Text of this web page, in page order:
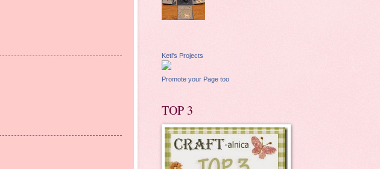
Keti's Projects
Promote your Page too
TOP 3